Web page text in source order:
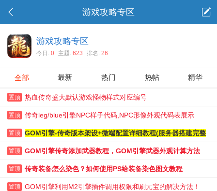
游戏攻略专区
游戏攻略专区
今日: 0 主题: 623 排名: 26
全部 最新 热门 热帖 精华
置顶 热血传奇盛大默认游戏怪物样式对应编号
置顶 传奇leg/blue引擎NPC样子代码,NPC形像外观代码表展示
置顶 GOM引擎-传奇版本架设+微端配置详细教程(服务器搭建完整
版)
置顶 GOM引擎传奇添加武器教程，GOM引擎武器外观计算方法
置顶 传奇装备怎么染色？如何使用PS给装备染色图文教程
置顶 GOM引擎利用M2引擎插件调用权限和刷元宝的解决方法！